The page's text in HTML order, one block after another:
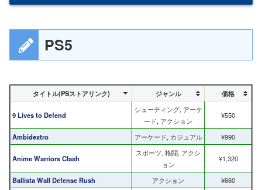
PS5
タイトル(PSストアリンク) ジャンル 価格
9 Lives to Defend
シューティング, アーケ
ード, アクション
¥550
Ambidextro アーケード, カジュアル ¥990
Anime Warriors Clash
スポーツ, 格闘, アクシ
ョン
¥1,320
Ballista Wall Defense Rush アクション ¥660